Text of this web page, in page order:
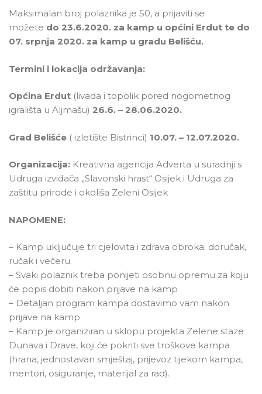
Maksimalan broj polaznika je 50, a prijaviti se
možete do 23.6.2020. za kamp u općini Erdut te do
07. srpnja 2020. za kamp u gradu Belišću.
Termini i lokacija održavanja:
Općina Erdut (livada i topolik pored nogometnog
igrališta u Aljmašu) 26.6. – 28.06.2020.
Grad Belišće ( izletište Bistrinci) 10.07. – 12.07.2020.
Organizacija: Kreativna agencija Adverta u suradnji s
Udruga izviđača „Slavonski hrast“ Osijek i Udruga za
zaštitu prirode i okoliša Zeleni Osijek
NAPOMENE:
– Kamp uključuje tri cjelovita i zdrava obroka: doručak,
ručak i večeru.
– Svaki polaznik treba ponijeti osobnu opremu za koju
će popis dobiti nakon prijave na kamp
– Detaljan program kampa dostavimo vam nakon
prijave na kamp
– Kamp je organiziran u sklopu projekta Zelene staze
Dunava i Drave, koji će pokriti sve troškove kampa
(hrana, jednostavan smještaj, prijevoz tijekom kampa,
mentori, osiguranje, materijal za rad).